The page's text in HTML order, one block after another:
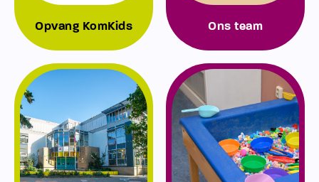
Opvang KomKids Ons team